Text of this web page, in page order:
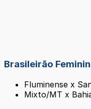
Brasileirão
Fluminense x
Mixto/MT x